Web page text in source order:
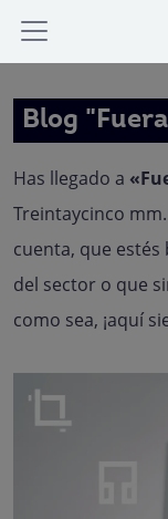
Blog
Has llegado a
Treintaycinco
cuenta, que
del sector o que
como sea, ¡aquí